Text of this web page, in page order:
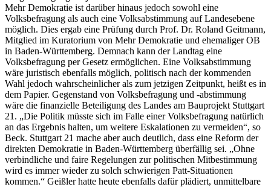
Mehr Demokratie ist darüber hinaus jedoch sowohl eine
Volksbefragung als auch eine Volksabstimmung auf Landesebene
möglich. Dies ergab eine Prüfung durch Prof. Dr. Roland Geitmann,
Mitglied im Kuratorium von Mehr Demokratie und ehemaliger OB
in Baden-Württemberg. Demnach kann der Landtag eine
Volksbefragung per Gesetz ermöglichen. Eine Volksabstimmung
wäre juristisch ebenfalls möglich, politisch nach der kommenden
Wahl jedoch wahrscheinlicher als zum jetzigen Zeitpunkt, heißt es in
dem Papier. Gegenstand von Volksbefragung und -abstimmung
wäre die finanzielle Beteiligung des Landes am Bauprojekt Stuttgart
21. „Die Politik müsste sich im Falle einer Volksbefragung natürlich
an das Ergebnis halten, um weitere Eskalationen zu vermeiden“, so
Beck. Stuttgart 21 mache aber auch deutlich, dass eine Reform der
direkten Demokratie in Baden-Württemberg überfällig sei. „Ohne
verbindliche und faire Regelungen zur politischen Mitbestimmung
wird es immer wieder zu solch schwierigen Patt-Situationen
kommen.“ Geißler hatte heute ebenfalls dafür plädiert, unmittelbare